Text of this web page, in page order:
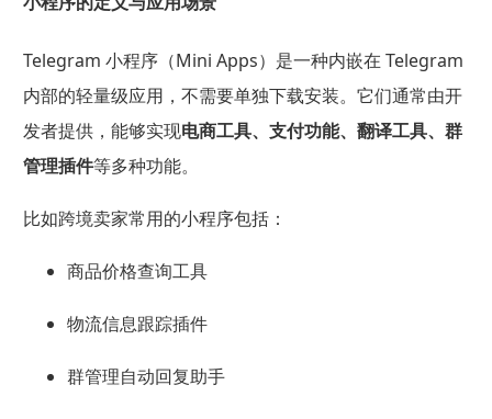
Telegram 小程序（Mini Apps）是一种内嵌在 Telegram
内部的轻量级应用，不需要单独下载安装。它们通常由开
发者提供，能够实现电商工具、支付功能、翻译工具、群
管理插件等多种功能。
比如跨境卖家常用的小程序包括：
商品价格查询工具
物流信息跟踪插件
群管理自动回复助手